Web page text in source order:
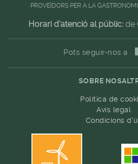
PROVEÏDORS PER A LA
Horari d'atenció al públic: de
Pots seguir-nos a
SOBRE
Política de
Avís legal
Condicions